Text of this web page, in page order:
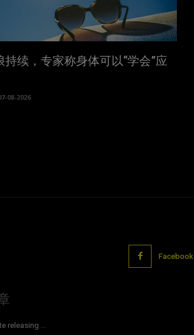
持续，专家称身体可以“学会”应
08-2026
Facebook
releasing ...